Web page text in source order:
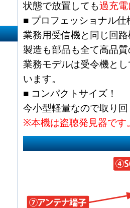
状態で放置しても過充
■ プロフェッショナル
業務用受信機と同じ回
製造も部品も全て高品質
業務モデルは受令機と
います。
■ コンパクトサイズ！
今小型軽量なので取り
※本機は盗聴発見器です